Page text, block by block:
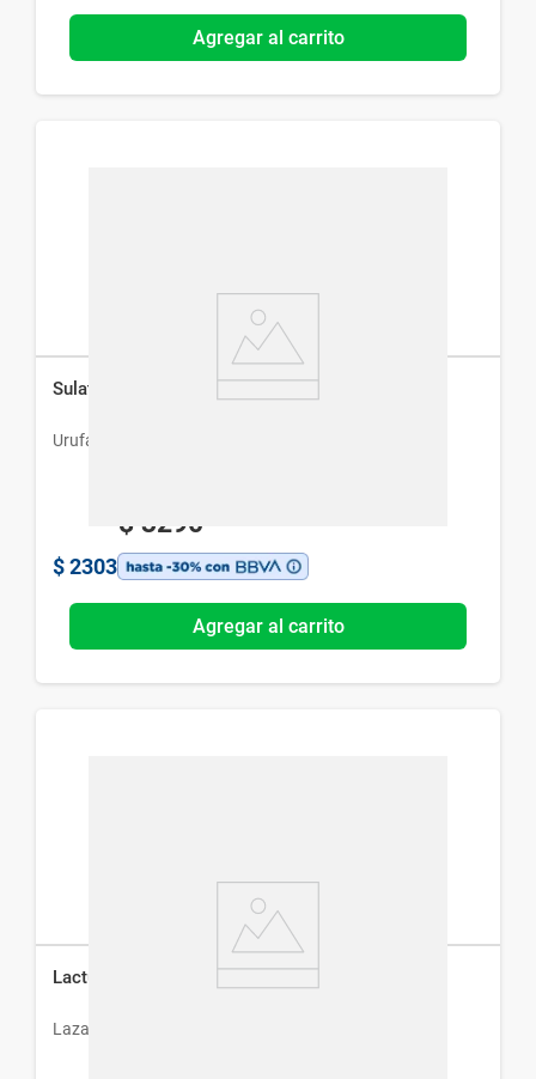
Agregar al carrito
Sulatan x 3 Cápsulas
Urufarma
$ 3290
$ 2303
Agregar al carrito
Lactulon 10 g x 8 Sobres
Lazar